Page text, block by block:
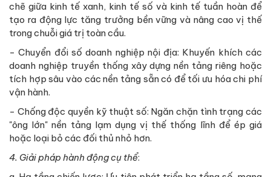
chẽ giữa kinh tế xanh, kinh tế số và kinh tế tuần hoàn để
tạo ra động lực tăng trưởng bền vững và nâng cao vị thế
trong chuỗi giá trị toàn cầu.
- Chuyển đổi số doanh nghiệp nội địa: Khuyến khích các
doanh nghiệp truyền thống xây dựng nền tảng riêng hoặc
tích hợp sâu vào các nền tảng sẵn có để tối ưu hóa chi phí
vận hành.
- Chống độc quyền kỹ thuật số: Ngăn chặn tình trạng các
"ông lớn" nền tảng lạm dụng vị thế thống lĩnh để ép giá
hoặc loại bỏ các đối thủ nhỏ hơn.
4. Giải pháp hành động cụ thể: